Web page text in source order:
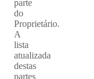
parte
do
Proprietário.
A
lista
atualizada
destas
partes